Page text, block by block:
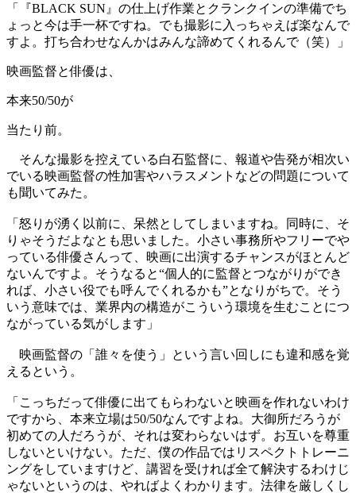
「『BLACK SUN』の仕上げ作業とクランクインの準備でち
ょっと今は手一杯ですね。でも撮影に入っちゃえば楽なんで
すよ。打ち合わせなんかはみんな諦めてくれるんで（笑）」
映画監督と俳優は、
本来50/50が
当たり前。
そんな撮影を控えている白石監督に、報道や告発が相次い
でいる映画監督の性加害やハラスメントなどの問題について
も聞いてみた。
「怒りが湧く以前に、呆然としてしまいますね。同時に、そ
りゃそうだよなとも思いました。小さい事務所やフリーでや
っている俳優さんって、映画に出演するチャンスがほとんど
ないんですよ。そうなると“個人的に監督とつながりができ
れば、小さい役でも呼んでくれるかも”となりがちで。そう
いう意味では、業界内の構造がこういう環境を生むことにつ
ながっている気がします」
映画監督の「誰々を使う」という言い回しにも違和感を覚
えるという。
「こっちだって俳優に出てもらわないと映画を作れないわけ
ですから、本来立場は50/50なんですよね。大御所だろうが
初めての人だろうが、それは変わらないはず。お互いを尊重
しないといけない。ただ、僕の作品ではリスペクトトレーニ
ングをしていますけど、講習を受ければ全て解決するわけじ
ゃないというのは、やればよくわかります。法律を厳しくし